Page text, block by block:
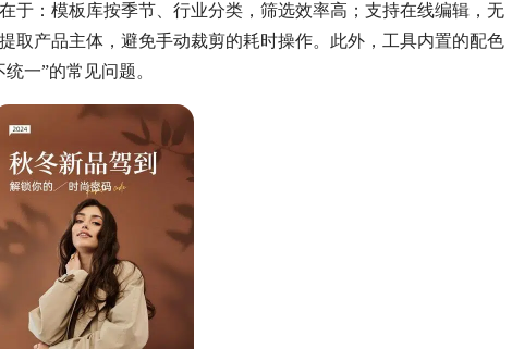
于：模板库按季节、行业分类，筛选效率高；支持在线编辑，无
取产品主体，避免手动裁剪的耗时操作。此外，工具内置的配色
一”的常见问题。